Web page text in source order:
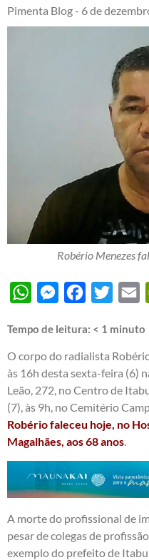
Pimenta Blog - 6 de
Robério Menezes
WhatsAppMessengerFacebook
Twitter
Tempo de leitura: < 1 minuto
O corpo do radialista
às 16h desta sexta-feira (6)
Leão, 272, no Centro de
(7), às 9h, no Cemitério
Robério faleceu hoje, no
Magalhães, aos 68 anos.
A morte do profissional de
pesar de colegas de
exemplo do prefeito de